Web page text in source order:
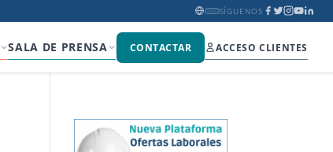
SÍGUENOS
SALA DE PRENSA CONTACTAR ACCESO CLIENTES